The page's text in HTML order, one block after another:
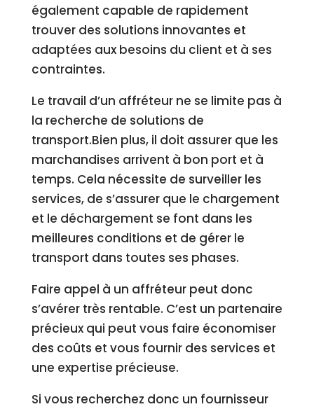
également capable de rapidement
trouver des solutions innovantes et
adaptées aux besoins du client et à ses
contraintes.
Le travail d’un affréteur ne se limite pas à
la recherche de solutions de
transport.Bien plus, il doit assurer que les
marchandises arrivent à bon port et à
temps. Cela nécessite de surveiller les
services, de s’assurer que le chargement
et le déchargement se font dans les
meilleures conditions et de gérer le
transport dans toutes ses phases.
Faire appel à un affréteur peut donc
s’avérer très rentable. C’est un partenaire
précieux qui peut vous faire économiser
des coûts et vous fournir des services et
une expertise précieuse.
Si vous recherchez donc un fournisseur